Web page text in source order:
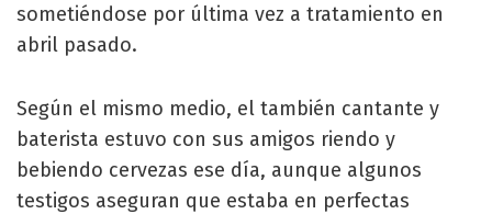
sometiéndose por última vez a tratamiento en
abril pasado.
Según el mismo medio, el también cantante y
baterista estuvo con sus amigos riendo y
bebiendo cervezas ese día, aunque algunos
testigos aseguran que estaba en perfectas